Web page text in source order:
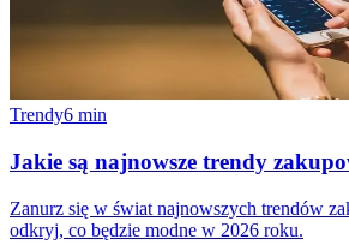
Trendy6 min
Jakie są najnowsze trendy
Zanurz się w świat najnowszych trendów
odkryj, co będzie modne w 2026 roku.